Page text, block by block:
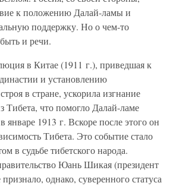
к положению Далай-ламы и
поддержку. Но о чем-то
и речи.
в Китае (1911 г.), приведшая к
и установлению
в стране, ускорила изгнание
Тибета, что помогло Далай-ламе
январе 1913 г. Вскоре после этого он
Тибета. Это событие стало
в судьбе тибетского народа.
Юань Шикая (президент
однако, суверенного статуса